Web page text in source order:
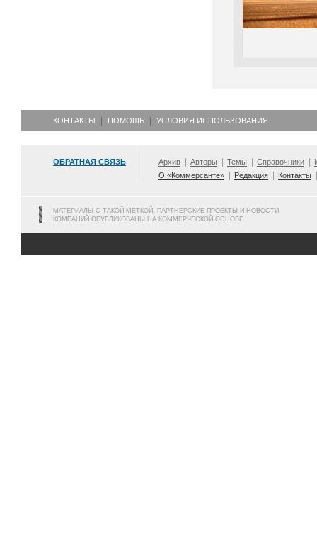
КОНТАКТЫ ПОМОЩЬ УСЛОВИЯ ИСПОЛЬЗОВАНИЯ
ОБРАТНАЯ СВЯЗЬ Архив Авторы Темы Справочники
О «Коммерсанте»
Редакция Контакты
МАТЕРИАЛЫ С ТАКОЙ МЕТКОЙ, ПАРТНЕРСКИЕ ПРОЕКТЫ И НОВОСТИ
КОМПАНИЙ ОПУБЛИКОВАНЫ НА КОММЕРЧЕСКОЙ ОСНОВЕ